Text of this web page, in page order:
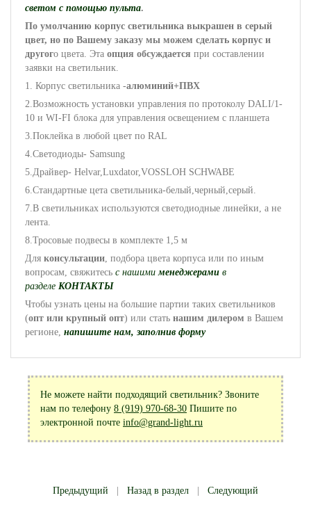
светом с помощью пульта.
По умолчанию корпус светильника выкрашен в серый
цвет, но по Вашему заказу мы можем сделать корпус и
другого цвета. Эта опция обсуждается при составлении
заявки на светильник.
1. Корпус светильника -алюминий+ПВХ
2.Возможность установки управления по протоколу DALI/1-
10 и WI-FI блока для управления освещением с планшета
3.Поклейка в любой цвет по RAL
4.Светодиоды- Samsung
5.Драйвер- Helvar,Luxdator,VOSSLOH SCHWABE
6.Cтандартные цета светильника-белый,черный,серый.
7.В светильниках используются светодиодные линейки, а не
лента.
8.Тросовые подвесы в комплекте 1,5 м
Для консультации, подбора цвета корпуса или по иным
вопросам, свяжитесь с нашимименеджерами в
разделе КОНТАКТЫ
Чтобы узнать цены на большие партии таких светильников
(опт или крупный опт) или стать нашим дилером в Вашем
регионе, напишите нам, заполнив форму
Не можете найти подходящий светильник? Звоните
нам по телефону 8 (919) 970-68-30 Пишите по
электронной почте info@grand-light.ru
Предыдущий Назад в раздел Следующий